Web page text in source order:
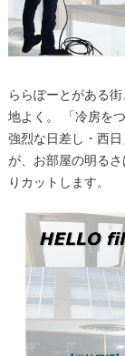
ららぽーとがある
地よく。 「冷房を
強烈な日差し・西
が、お部屋の明る
りカットします。